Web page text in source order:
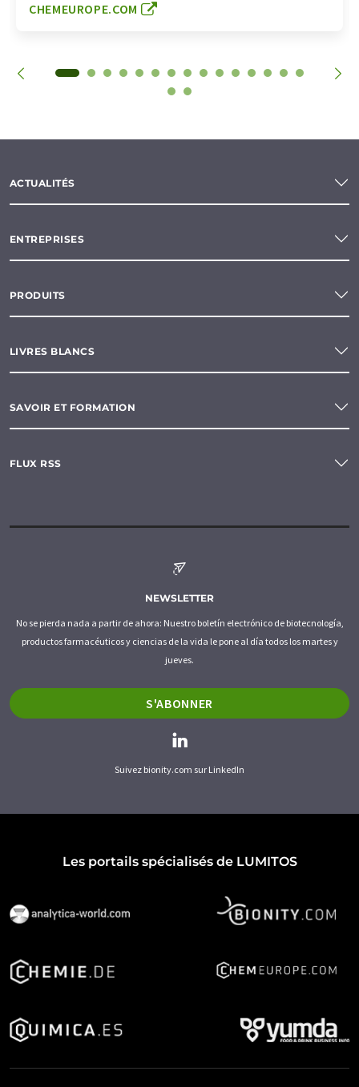
CHEMEUROPE.COM
ACTUALITÉS
ENTREPRISES
PRODUITS
LIVRES BLANCS
SAVOIR ET FORMATION
FLUX RSS
NEWSLETTER
No se pierda nada a partir de ahora: Nuestro boletín electrónico de biotecnología,
productos farmacéuticos y ciencias de la vida le pone al día todos los martes y
jueves.
S'ABONNER
Suivez bionity.com sur LinkedIn
Les portails spécialisés de LUMITOS